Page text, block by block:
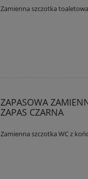
Zamienna szczotka
ZAPASOWA
ZAPAS CZARNA
Zamienna szczotka WC z